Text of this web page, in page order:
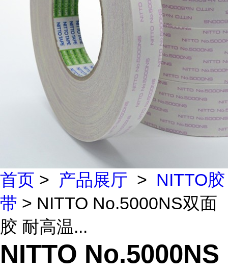
首页 > 产品展厅 > NITTO胶
带 > NITTO No.5000NS双面
胶 耐高温...
NITTO No.5000NS